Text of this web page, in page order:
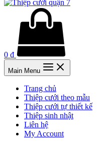
0 ₫
Main Menu
Trang chủ
Thiệp cưới theo mẫu
Thiệp cưới tự thiết kế
Thiệp sinh nhật
Liên hệ
My Account